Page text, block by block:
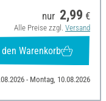
nur 2,99 €
Alle Preise zzgl. Versand
den Warenkorb
- Montag, 10.08.2026